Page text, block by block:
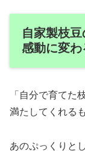
自家製枝
感動に変わ
「自分で育てた
満たしてくれる
あのぷっくりと